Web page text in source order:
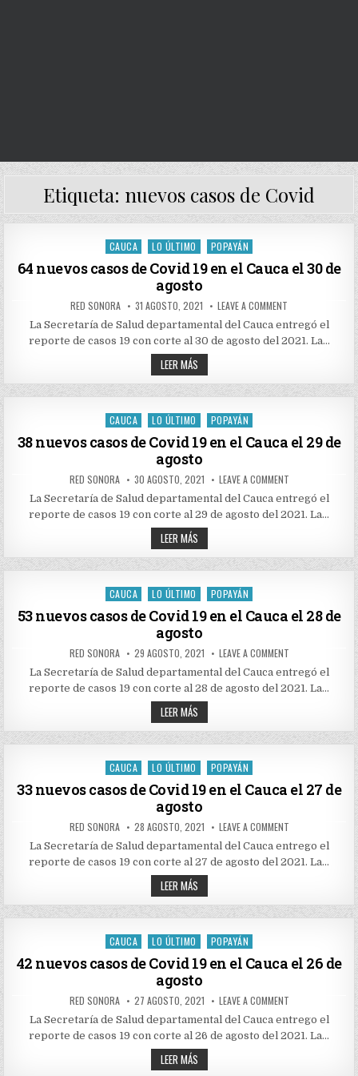
Etiqueta: nuevos casos de Covid
Posted
CAUCA LO ÚLTIMO POPAYÁN
64 nuevos casos de Covid 19 en el Cauca el 30 de
agosto
AUTHOR:
RED SONORA PUBLISHED
DATE:
31 AGOSTO, 2021 LEAVE A COMMENT
NUEVOS
CASOS
DE
EL
EL
La Secretaría de Salud departamental del Cauca entregó el
reporte de casos 19 con corte al 30 de agosto del 2021. La…
LEER MÁS64
NUEVOS
CASOS
DE
19
EN
EL
CAUCA
EL
30
DE
AGOSTO
Posted
CAUCA LO ÚLTIMO POPAYÁN
38 nuevos casos de Covid 19 en el Cauca el 29 de
agosto
AUTHOR:
RED SONORA PUBLISHED
DATE:
30 AGOSTO, 2021 LEAVE A COMMENTON
NUEVOS
CASOS
DE
EL
EL
La Secretaría de Salud departamental del Cauca entregó el
reporte de casos 19 con corte al 29 de agosto del 2021. La…
LEER MÁS38
NUEVOS
CASOS
DE
19
EN
EL
CAUCA
EL
29
DE
AGOSTO
Posted
CAUCA LO ÚLTIMO POPAYÁN
53 nuevos casos de Covid 19 en el Cauca el 28 de
agosto
AUTHOR:
RED SONORA PUBLISHED
DATE:
29 AGOSTO, 2021 LEAVE A COMMENTON
NUEVOS
CASOS
DE
EL
EL
La Secretaría de Salud departamental del Cauca entregó el
reporte de casos 19 con corte al 28 de agosto del 2021. La…
LEER MÁS53
NUEVOS
CASOS
DE
19
EN
EL
CAUCA
EL
28
DE
AGOSTO
Posted
CAUCA LO ÚLTIMO POPAYÁN
33 nuevos casos de Covid 19 en el Cauca el 27 de
agosto
AUTHOR:
RED SONORA PUBLISHED
DATE:
28 AGOSTO, 2021 LEAVE A COMMENTON
NUEVOS
CASOS
DE
EL
EL
La Secretaría de Salud departamental del Cauca entrego el
reporte de casos 19 con corte al 27 de agosto del 2021. La…
LEER MÁS33
NUEVOS
CASOS
DE
19
EN
EL
CAUCA
EL
27
DE
AGOSTO
Posted
CAUCA LO ÚLTIMO POPAYÁN
42 nuevos casos de Covid 19 en el Cauca el 26 de
agosto
AUTHOR:
RED SONORA PUBLISHED
DATE:
27 AGOSTO, 2021 LEAVE A COMMENTON
NUEVOS
CASOS
DE
La Secretaría de Salud departamental del Cauca entrego el
reporte de casos 19 con corte al 26 de agosto del 2021. La…
LEER MÁS42
NUEVOS